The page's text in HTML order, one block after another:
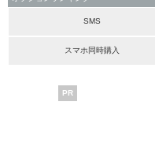
SMS
スマホ同時購入
PR